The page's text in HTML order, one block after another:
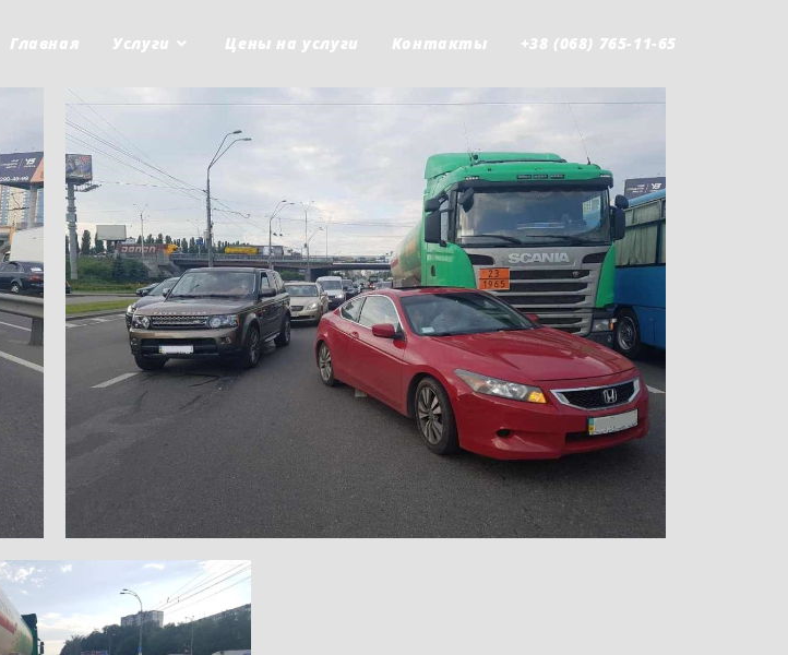
Главная Услуги Цены на услуги Контакты +38 (068) 765-11-65